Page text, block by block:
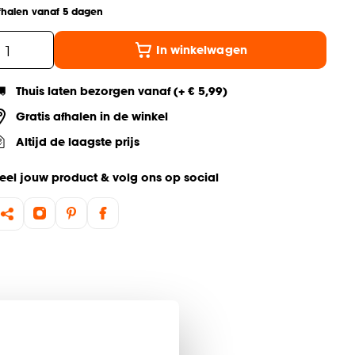
vanaf 5 dagen
In winkelwagen
Thuis laten bezorgen vanaf (+ € 5,99)
Gratis afhalen in de winkel
Altijd de laagste prijs
jouw product & volg ons op social